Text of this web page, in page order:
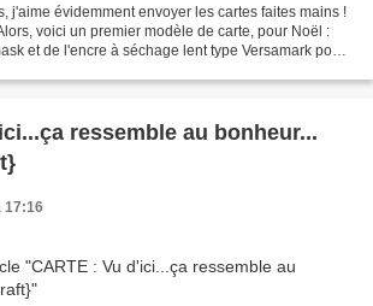
j'aime évidemment envoyer les cartes faites mains !
voici un premier modèle de carte, pour Noël :
et de l'encre à séchage lent type Versamark pour
ressemble au bonheur...
17:16